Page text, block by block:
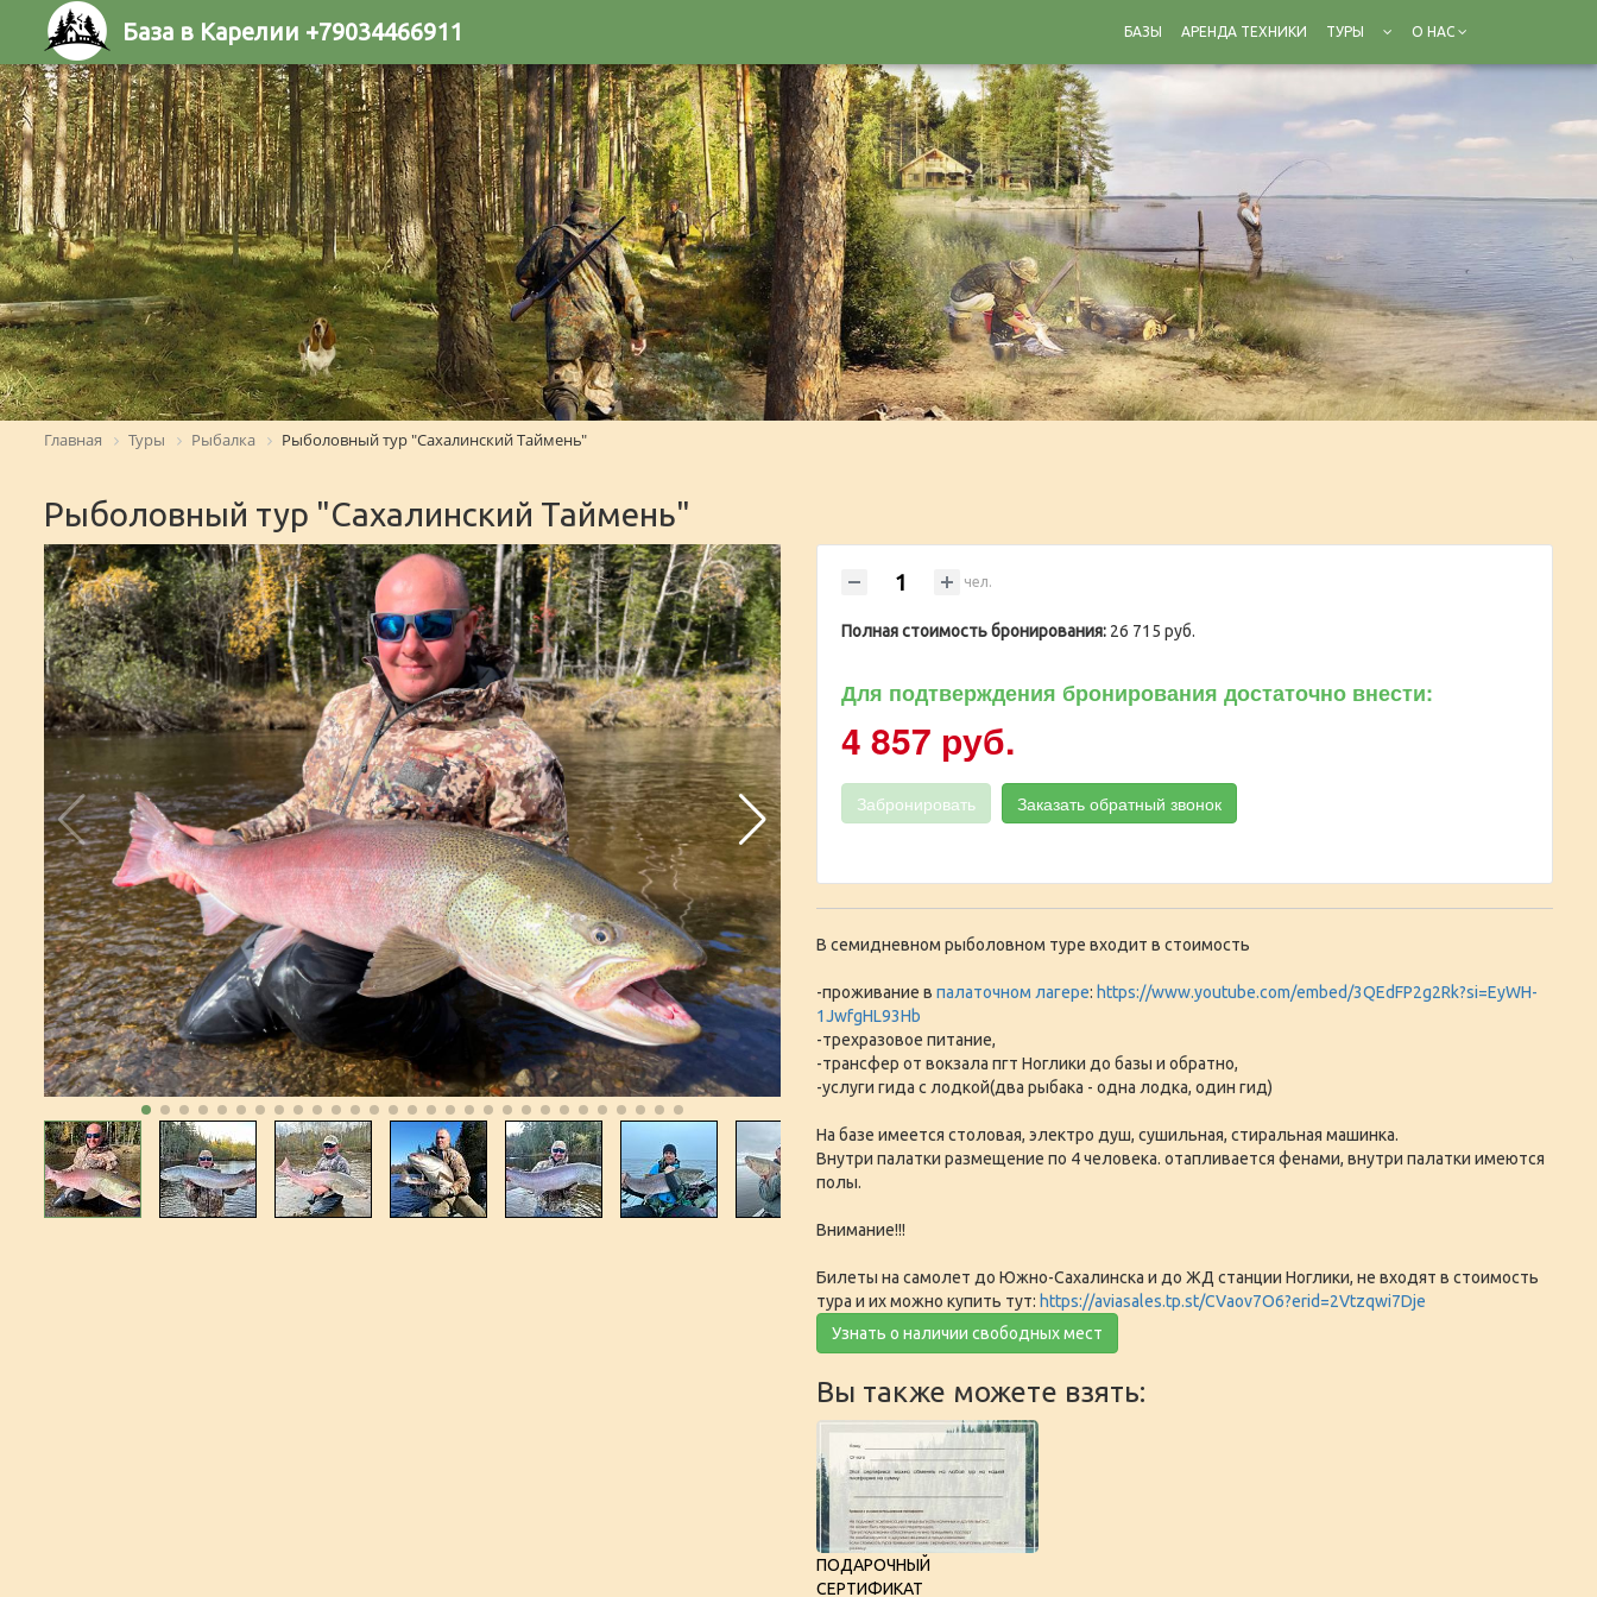
База в Карелии +79034466911 БАЗЫ АРЕНДА ТЕХНИКИ ТУРЫ О НАС
Главная Туры Рыбалка Рыболовный тур "Сахалинский Таймень"
Рыболовный тур "Сахалинский Таймень"
чел.
Полная стоимость бронирования: 26 715 руб.
Для подтверждения бронирования достаточно внести:
4 857 руб.
Забронировать Заказать обратный звонок
В семидневном рыболовном туре входит в стоимость
-проживание в палаточном лагере: https://www.youtube.com/embed/3QEdFP2g2Rk?si=EyWH-
1JwfgHL93Hb
-трехразовое питание,
-трансфер от вокзала пгт Ноглики до базы и обратно,
-услуги гида с лодкой(два рыбака - одна лодка, один гид)
На базе имеется столовая, электро душ, сушильная, стиральная машинка.
Внутри палатки размещение по 4 человека. отапливается фенами, внутри палатки имеются
полы.
Внимание!!!
Билеты на самолет до Южно-Сахалинска и до ЖД станции Ноглики, не входят в стоимость
тура и их можно купить тут: https://aviasales.tp.st/CVaov7O6?erid=2Vtzqwi7Dje
Узнать о наличии свободных мест
Вы также можете взять:
ПОДАРОЧНЫЙ
СЕРТИФИКАТ